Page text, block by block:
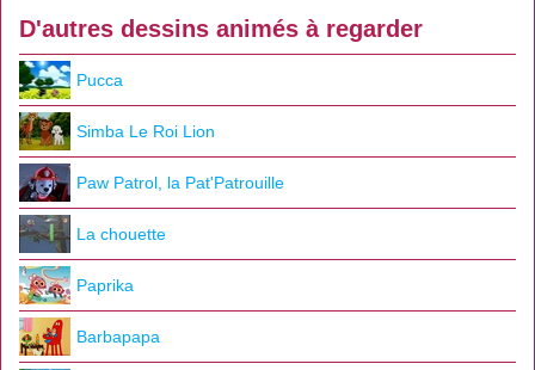
D'autres dessins animés à regarder
Pucca
Simba Le Roi Lion
Paw Patrol, la Pat'Patrouille
La chouette
Paprika
Barbapapa